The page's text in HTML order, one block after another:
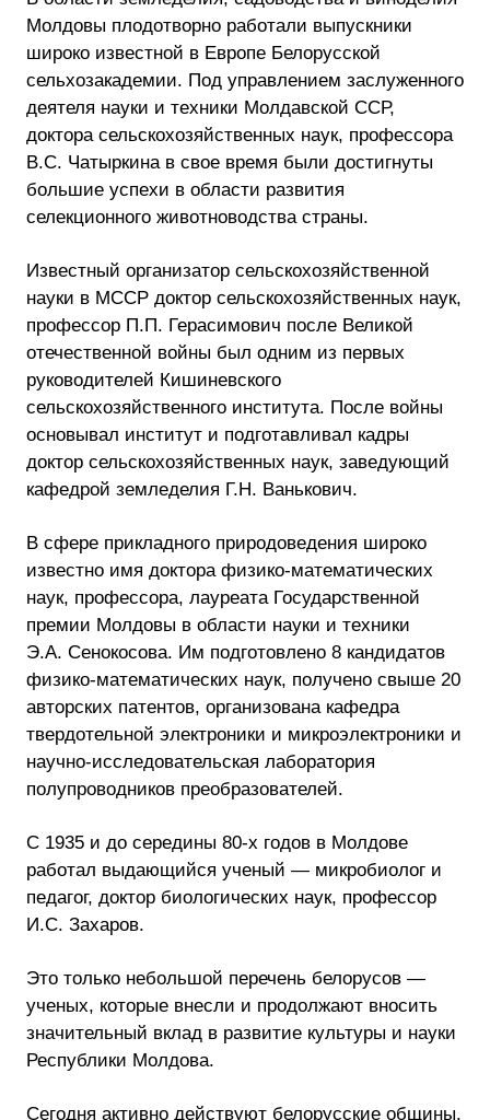
Молдовы плодотворно работали выпускники
широко известной в Европе Белорусской
сельхозакадемии. Под управлением заслуженного
деятеля науки и техники Молдавской ССР,
доктора сельскохозяйственных наук, профессора
B.C. Чатыркина в свое время были достигнуты
большие успехи в области развития
селекционного животноводства страны.
Известный организатор сельскохозяйственной
науки в МССР доктор сельскохозяйственных наук,
профессор П.П. Герасимович после Великой
отечественной войны был одним из первых
руководителей Кишиневского
сельскохозяйственного института. После войны
основывал институт и подготавливал кадры
доктор сельскохозяйственных наук, заведующий
кафедрой земледелия Г.Н. Ванькович.
В сфере прикладного природоведения широко
известно имя доктора физико-математических
наук, профессора, лауреата Государственной
премии Молдовы в области науки и техники
Э.А. Сенокосова. Им подготовлено 8 кандидатов
физико-математических наук, получено свыше 20
авторских патентов, организована кафедра
твердотельной электроники и микроэлектроники и
научно-исследовательская лаборатория
полупроводников преобразователей.
С 1935 и до середины 80-х годов в Молдове
работал выдающийся ученый — микробиолог и
педагог, доктор биологических наук, профессор
И.С. Захаров.
Это только небольшой перечень белорусов —
ученых, которые внесли и продолжают вносить
значительный вклад в развитие культуры и науки
Республики Молдова.
Сегодня активно действуют белорусские общины.